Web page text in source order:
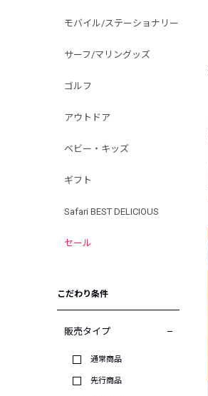
モバイル/ステーショナリー
サーフ/マリングッズ
ゴルフ
アウトドア
ベビー・キッズ
ギフト
Safari BEST DELICIOUS
セール
こだわり条件
販売タイプ
通常商品
先行商品